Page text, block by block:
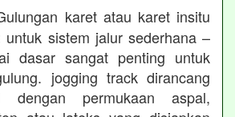
karet atau karet insitu
untuk sistem jalur sederhana –
dasar sangat penting untuk
jogging track dirancang
dengan permukaan aspal,